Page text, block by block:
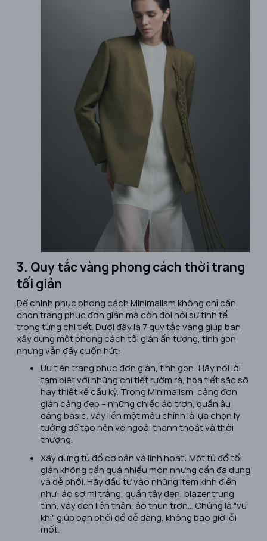
3. Quy tắc vàng phong cách thời trang
tối giản
Để chinh phục phong cách Minimalism không chỉ cần
chọn trang phục đơn giản mà còn đòi hỏi sự tinh tế
trong từng chi tiết. Dưới đây là 7 quy tắc vàng giúp bạn
xây dựng một phong cách tối giản ấn tượng, tinh gọn
nhưng vẫn đầy cuốn hút:
Ưu tiên trang phục đơn giản, tinh gọn: Hãy nói lời
tạm biệt với những chi tiết rườm rà, họa tiết sặc sỡ
hay thiết kế cầu kỳ. Trong Minimalism, càng đơn
giản càng đẹp – những chiếc áo trơn, quần âu
dáng basic, váy liền một màu chính là lựa chọn lý
tưởng để tạo nên vẻ ngoài thanh thoát và thời
thượng.
Xây dựng tủ đồ cơ bản và linh hoạt: Một tủ đồ tối
giản không cần quá nhiều món nhưng cần đa dụng
và dễ phối. Hãy đầu tư vào những item kinh điển
như: áo sơ mi trắng, quần tây đen, blazer trung
tính, váy đen liền thân, áo thun trơn… Chúng là "vũ
khí" giúp bạn phối đồ dễ dàng, không bao giờ lỗi
mốt.